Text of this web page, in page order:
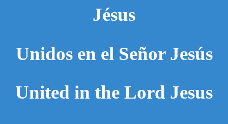
Jésus
Unidos en el Señor Jesús
United in the Lord Jesus